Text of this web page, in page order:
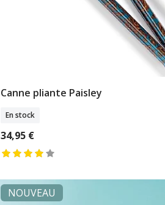
Ajouter Au Panier
Canne pliante Paisley
En stock
34,95 €
NOUVEAU